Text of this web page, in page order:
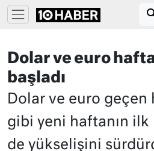
Dolar ve euro
başladı
Dolar ve euro
gibi yeni haftanın
de yükselişini